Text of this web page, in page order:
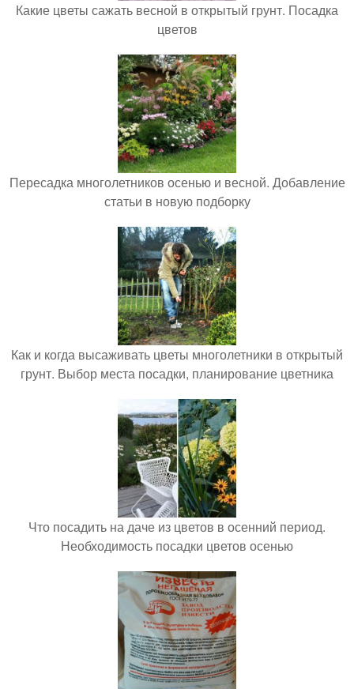
Какие цветы сажать весной в открытый грунт. Посадка
цветов
Пересадка многолетников осенью и весной. Добавление
статьи в новую подборку
Как и когда высаживать цветы многолетники в открытый
грунт. Выбор места посадки, планирование цветника
Что посадить на даче из цветов в осенний период.
Необходимость посадки цветов осенью